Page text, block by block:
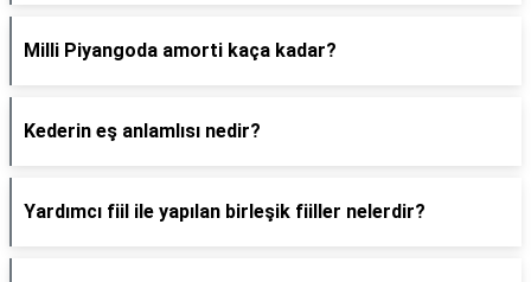
Milli Piyangoda amorti kaça kadar?
Kederin eş anlamlısı nedir?
Yardımcı fiil ile yapılan birleşik fiiller nelerdir?